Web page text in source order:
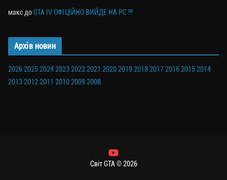
макс доGTA IV ОФІЦІЙНО ВИЙДЕ НА PC !!!
Архів новин
202620252024202320222021 2020201920182017201620152014
201320122011 201020092008
Світ GTA © 2026